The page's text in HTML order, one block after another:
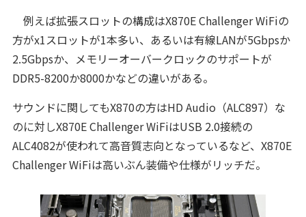
例えば拡張スロットの構成はX870E Challenger WiFiの
方がx1スロットが1本多い、あるいは有線LANが5Gbpsか
2.5Gbpsか、メモリーオーバークロックのサポートが
DDR5-8200か8000かなどの違いがある。
サウンドに関してもX870の方はHD Audio（ALC897）な
のに対しX870E Challenger WiFiはUSB 2.0接続の
ALC4082が使われて高音質志向となっているなど、X870E
Challenger WiFiは高いぶん装備や仕様がリッチだ。